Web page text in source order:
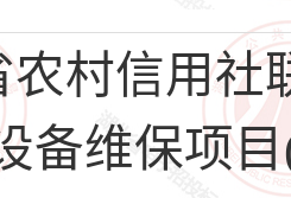
农村信用社
备维保项目